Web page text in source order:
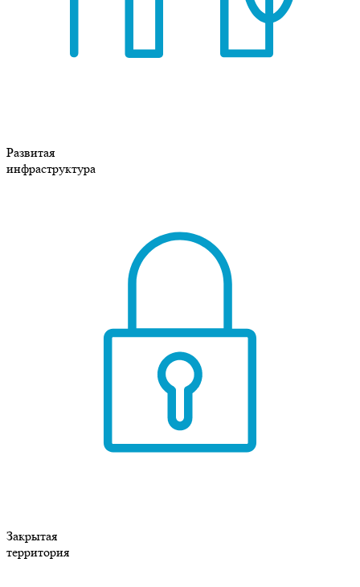
Развитая
инфраструктура
Закрытая
территория